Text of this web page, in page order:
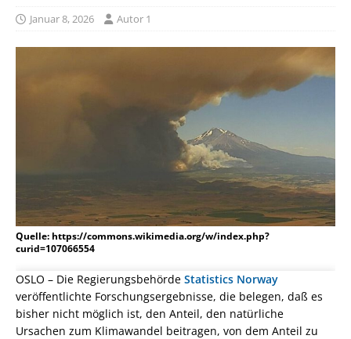
Januar 8, 2026 Autor 1
Quelle: https://commons.wikimedia.org/w/index.php?
curid=107066554
OSLO – Die Regierungsbehörde Statistics Norway
veröffentlichte Forschungsergebnisse, die belegen, daß es
bisher nicht möglich ist, den Anteil, den natürliche
Ursachen zum Klimawandel beitragen, von dem Anteil zu